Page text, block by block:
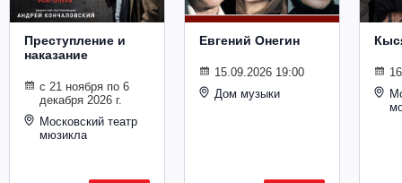
Преступление и
наказание
с 21 ноября по 6
декабря 2026 г.
Московский театр
мюзикла
Евгений Онегин
15.09.2026 19:00
Дом музыки